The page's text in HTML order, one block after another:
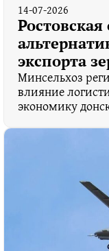
14-07-2026
экспорта
Минсельхоз
влияние
экономику